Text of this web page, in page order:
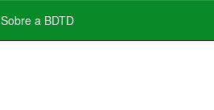
Sobre a BDTD